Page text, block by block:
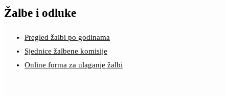
Žalbe i odluke
Pregled žalbi po godinama
Sjednice žalbene komisije
Online forma za ulaganje žalbi